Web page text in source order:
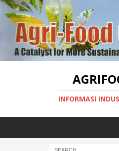
INFORMASI